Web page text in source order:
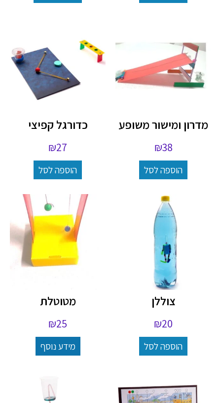
מדרון ומישור משופע
₪38
הוספה לסל
כדורגל קפיצי
₪27
הוספה לסל
צוללן
₪20
הוספה לסל
מטוטלת
₪25
מידע נוסף